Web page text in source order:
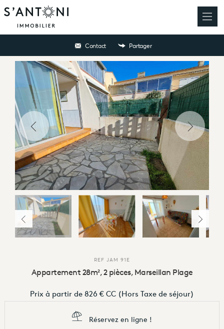
Contact Partager
REF JAM 91E
Appartement 28m², 2 pièces, Marseillan Plage
Prix à partir de 826 € CC (Hors Taxe de séjour)
Réservez en ligne !